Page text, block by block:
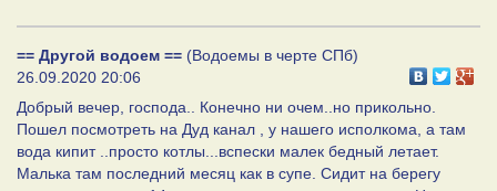
== Другой водоем == (Водоемы в черте СПб)
26.09.2020 20:06
Добрый вечер, господа.. Конечно ни очем..но прикольно.
Пошел посмотреть на Дуд канал , у нашего исполкома, а там
вода кипит ..просто котлы...вспески малек бедный летает.
Малька там последний месяц как в супе. Сидит на берегу